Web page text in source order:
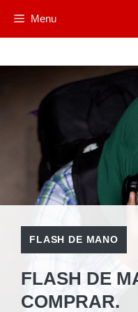
Menu
FLASH DE MANO
FLASH DE
COMPRAR.